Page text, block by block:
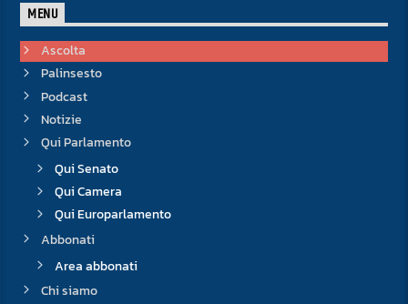
MENU
Ascolta
Palinsesto
Podcast
Notizie
Qui Parlamento
Qui Senato
Qui Camera
Qui Europarlamento
Abbonati
Area abbonati
Chi siamo